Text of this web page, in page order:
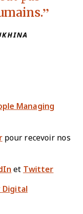
Managing
pour recevoir nos
et Twitter
Digital